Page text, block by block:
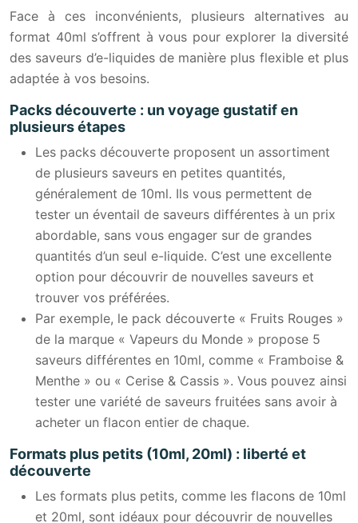
Face à ces inconvénients, plusieurs alternatives au
format 40ml s’offrent à vous pour explorer la diversité
des saveurs d’e-liquides de manière plus flexible et plus
adaptée à vos besoins.
Packs découverte : un voyage gustatif en
plusieurs étapes
Les packs découverte proposent un assortiment
de plusieurs saveurs en petites quantités,
généralement de 10ml. Ils vous permettent de
tester un éventail de saveurs différentes à un prix
abordable, sans vous engager sur de grandes
quantités d’un seul e-liquide. C’est une excellente
option pour découvrir de nouvelles saveurs et
trouver vos préférées.
Par exemple, le pack découverte « Fruits Rouges »
de la marque « Vapeurs du Monde » propose 5
saveurs différentes en 10ml, comme « Framboise &
Menthe » ou « Cerise & Cassis ». Vous pouvez ainsi
tester une variété de saveurs fruitées sans avoir à
acheter un flacon entier de chaque.
Formats plus petits (10ml, 20ml) : liberté et
découverte
Les formats plus petits, comme les flacons de 10ml
et 20ml, sont idéaux pour découvrir de nouvelles